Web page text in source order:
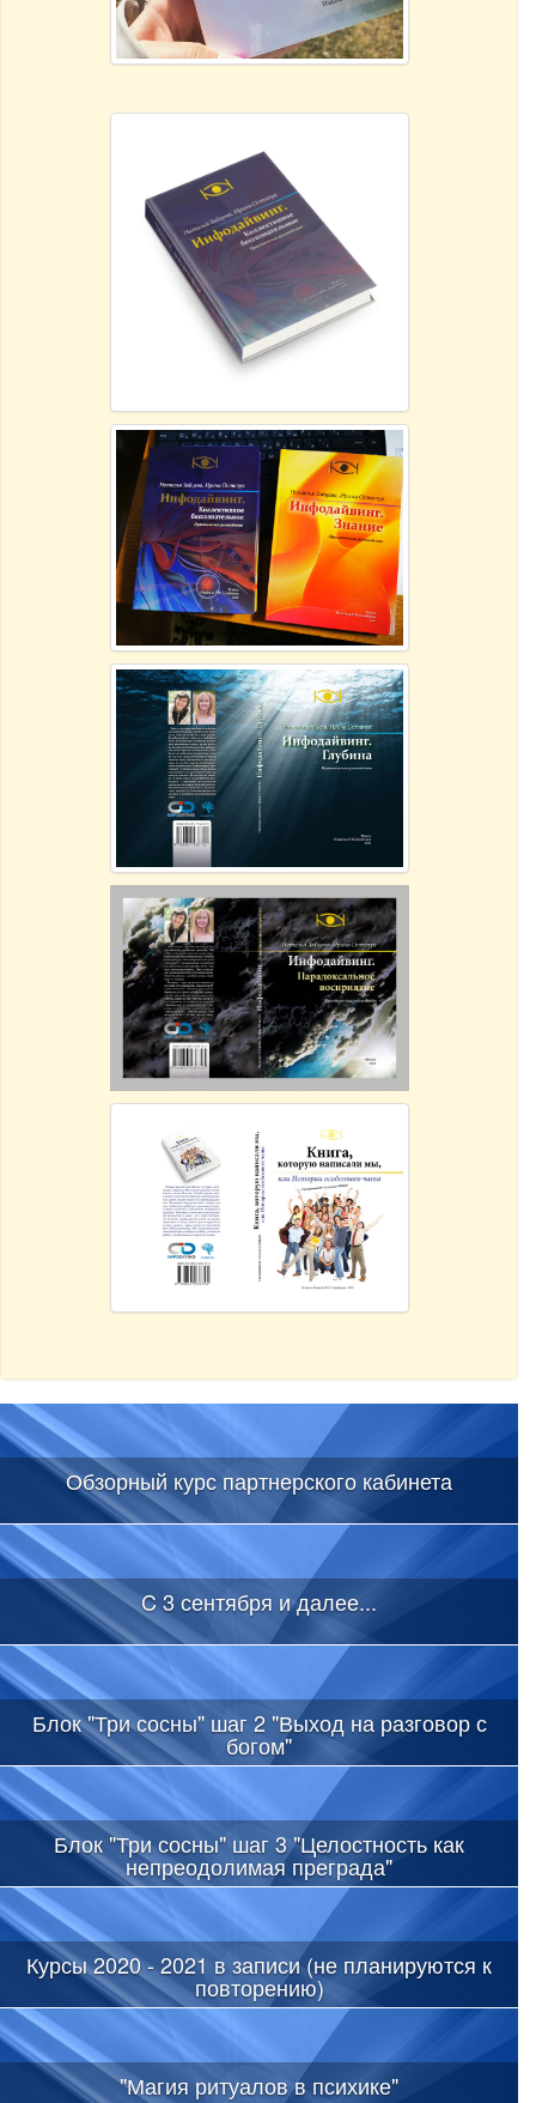
Обзорный курс партнерского кабинета
C 3 сентября и далее...
Блок "Три сосны" шаг 2 "Выход на разговор с
богом"
Блок "Три сосны" шаг 3 "Целостность как
непреодолимая преграда"
Курсы 2020 - 2021 в записи (не планируются к
повторению)
"Магия ритуалов в психике"